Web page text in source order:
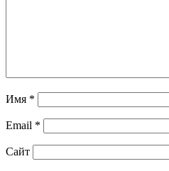
Имя *
Email *
Сайт